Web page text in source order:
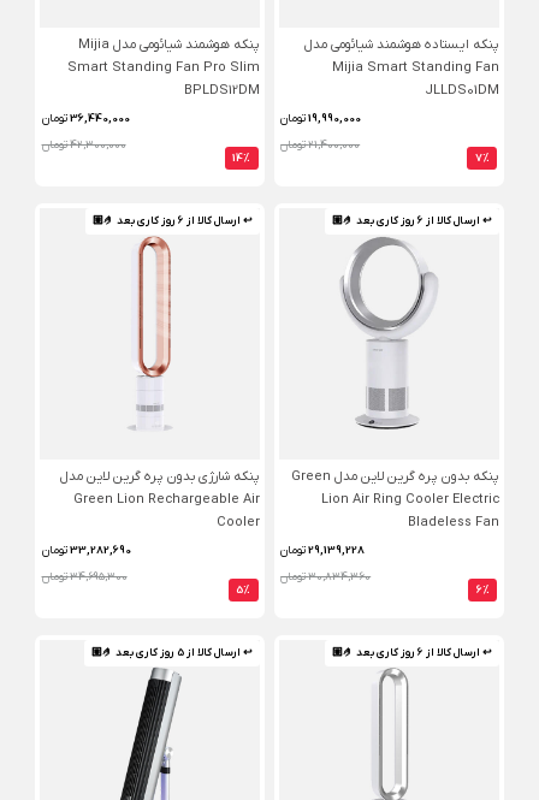
پنکه ایستاده هوشمند شیائومی مدل
Mijia Smart Standing Fan
JLLDS01DM
19,990,000تومان
21,400,000 تومان
7%
پنکه هوشمند شیائومی مدل Mijia
Smart Standing Fan Pro Slim
BPLDS12DM
36,440,000تومان
42,300,000 تومان
14%
↩ ارسال کالا از 6 روز کاری بعد 🤌🏼
پنکه بدون پره گرین لاین مدل Green
Lion Air Ring Cooler Electric
Bladeless Fan
29,139,228تومان
30,834,360 تومان
6%
↩ ارسال کالا از 6 روز کاری بعد 🤌🏼
پنکه شارژی بدون پره گرین لاین مدل
Green Lion Rechargeable Air
Cooler
33,282,690تومان
34,695,300 تومان
5%
↩ ارسال کالا از 6 روز کاری بعد 🤌🏼 ↩ ارسال کالا از 5 روز کاری بعد 🤌🏼